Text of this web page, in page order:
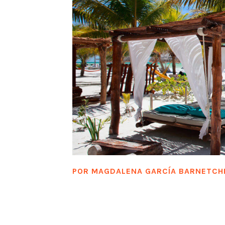
POR MAGDALENA GARCÍA